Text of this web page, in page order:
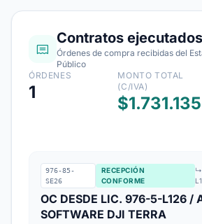
Contratos ejecutados
Órdenes de compra recibidas del
Público
ÓRDENES
1
MONTO TOTAL
(C/IVA)
$1.731.135
976-85-
SE26
RECEPCIÓN
CONFORME
↳
OC DESDE LIC. 976-5-L126 /
SOFTWARE DJI TERRA